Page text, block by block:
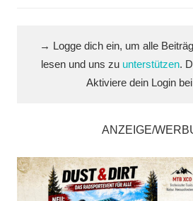
→ Logge dich ein, um alle
lesen und uns zu unterstützen.
Aktiviere dein Login bei
ANZEIGE/